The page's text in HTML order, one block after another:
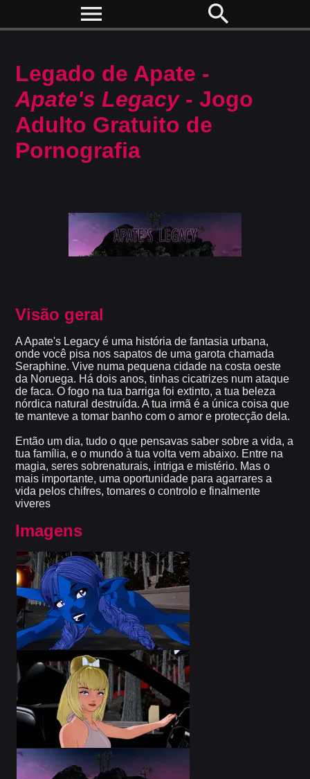
menu search
Legado de Apate -
Apate's Legacy- Jogo
Adulto Gratuito de
Pornografia
Visão geral
A Apate's Legacy é uma história de fantasia urbana,
onde você pisa nos sapatos de uma garota chamada
Seraphine. Vive numa pequena cidade na costa oeste
da Noruega. Há dois anos, tinhas cicatrizes num ataque
de faca. O fogo na tua barriga foi extinto, a tua beleza
nórdica natural destruída. A tua irmã é a única coisa que
te manteve a tomar banho com o amor e protecção dela.
Então um dia, tudo o que pensavas saber sobre a vida, a
tua família, e o mundo à tua volta vem abaixo. Entre na
magia, seres sobrenaturais, intriga e mistério. Mas o
mais importante, uma oportunidade para agarrares a
vida pelos chifres, tomares o controlo e finalmente
viveres
Imagens